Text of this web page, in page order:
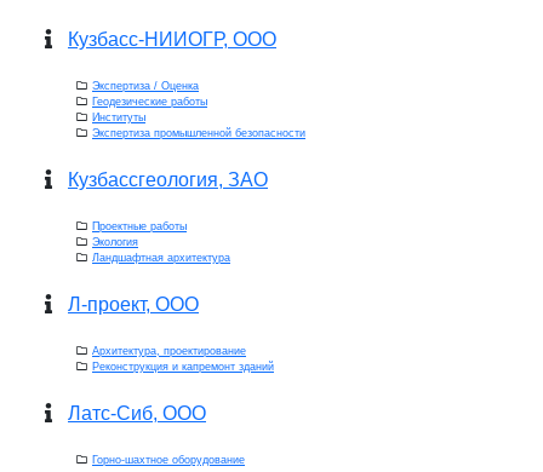
Кузбасс-НИИОГР, ООО
Экспертиза / Оценка
Геодезические работы
Институты
Экспертиза промышленной безопасности
Кузбассгеология, ЗАО
Проектные работы
Экология
Ландшафтная архитектура
Л-проект, ООО
Архитектура, проектирование
Реконструкция и капремонт зданий
Латс-Сиб, ООО
Горно-шахтное оборудование